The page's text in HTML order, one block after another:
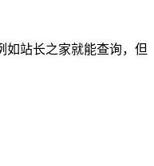
如站长之家就能查询，但